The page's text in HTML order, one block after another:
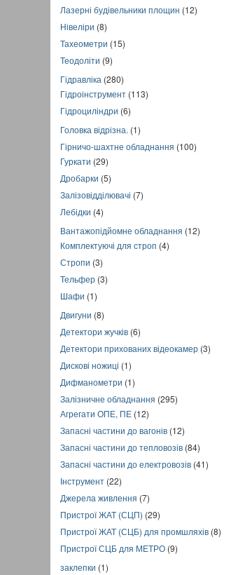
Лазерні будівельники площин (12)
Нівеліри (8)
Тахеометри (15)
Теодоліти (9)
Гідравліка (280)
Гідроінструмент (113)
Гідроциліндри (6)
Головка відрізна. (1)
Гірничо-шахтне обладнання (100)
Гуркати (29)
Дробарки (5)
Залізовідділювачі (7)
Лебідки (4)
Вантажопідйомне обладнання (12)
Комплектуючі для строп (4)
Стропи (3)
Тельфер (3)
Шафи (1)
Двигуни (8)
Детектори жучків (6)
Детектори прихованих відеокамер (3)
Дискові ножиці (1)
Дифманометри (1)
Залізничне обладнання (295)
Агрегати ОПЕ, ПЕ (12)
Запасні частини до вагонів (12)
Запасні частини до тепловозів (84)
Запасні частини до електровозів (41)
Інструмент (22)
Джерела живлення (7)
Пристрої ЖАТ (СЦП) (29)
Пристрої ЖАТ (СЦБ) для промшляхів (8)
Пристрої СЦБ для МЕТРО (9)
заклепки (1)